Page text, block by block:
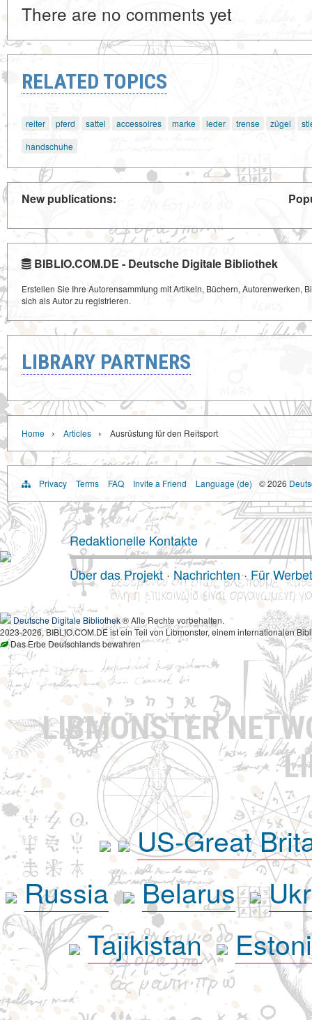
There are no comments yet
RELATED TOPICS
reiter pferd sattel accessoires marke leder trense zügel
handschuhe
New publications:
BIBLIO.COM.DE - Deutsche Digitale Bibliothek
Erstellen Sie Ihre Autorensammlung mit Artikeln, Büchern, Autorenwerken,
sich als Autor zu registrieren.
LIBRARY PARTNERS
Home › Articles › Ausrüstung für den Reitsport
Privacy Terms FAQ Invite a Friend Language (de) © 2026
Redaktionelle Kontakte
Über das Projekt · Nachrichten· Für
Deutsche Digitale Bibliothek® Alle Rechte vorbehalten.
2023-2026, BIBLIO.COM.DE ist ein Teil von Libmonster, einem internationalen
Das Erbe Deutschlands bewahren
LIBMONSTER
US-Great
Russia
Belarus
Tajikistan